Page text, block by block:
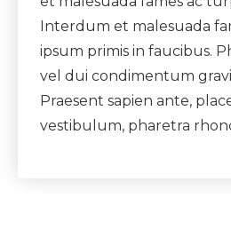
Interdum et malesuada
ipsum primis in faucibus.
vel dui condimentum
Praesent sapien ante,
vestibulum, pharetra